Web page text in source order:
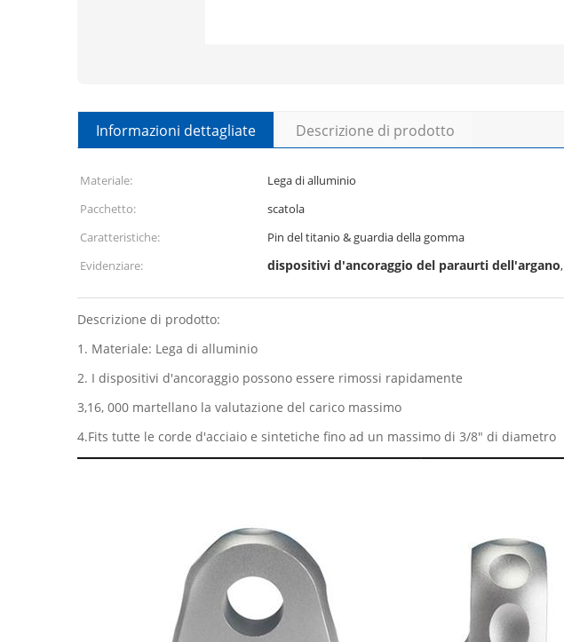
Informazioni dettagliate Descrizione di prodotto
Materiale: Lega di alluminio
Pacchetto:
scatola
Caratteristiche:
Pin del titanio & guardia della gomma
Evidenziare:
dispositivi d'ancoraggio del paraurti dell'argano,
Descrizione di prodotto:
1. Materiale: Lega di alluminio
2. I dispositivi d'ancoraggio possono essere rimossi rapidamente
3,16, 000 martellano la valutazione del carico massimo
4.Fits tutte le corde d'acciaio e sintetiche fino ad un massimo di 3/8" di diametro